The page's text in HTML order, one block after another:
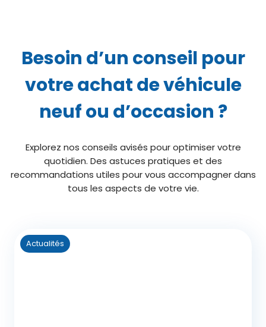
Besoin d’un conseil pour
votre achat de véhicule
neuf ou d’occasion ?
Explorez nos conseils avisés pour optimiser votre
quotidien. Des astuces pratiques et des
recommandations utiles pour vous accompagner dans
tous les aspects de votre vie.
Actualités